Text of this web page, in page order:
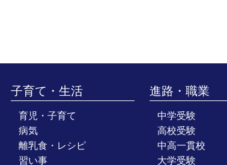
子育て・生活
育児・子育て
病気
離乳食・レシピ
習い事
進路・職業
中学受験
高校受験
中高一貫校
大学受験